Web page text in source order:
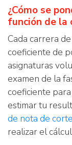
¿Cómo se
función de la
Cada carrera
coeficiente de
asignaturas
examen de la
coeficiente
estimar tu
de nota de
realizar el